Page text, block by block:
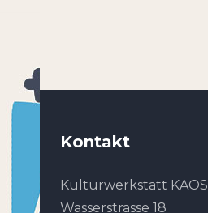
Kontakt
Kulturwerkstatt KAOS
Wasserstrasse 18